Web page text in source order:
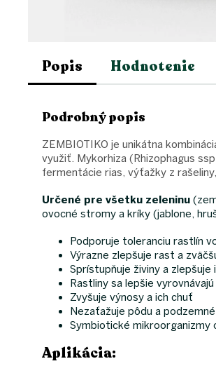
Popis Hodnotenie
Podrobný popis
ZEMBIOTIKO je unikátna
využiť. Mykorhiza (Rhizophagus
fermentácie rias, výťažky z
Určené pre všetku zeleninu
ovocné stromy a kríky (jablone,
Podporuje toleranciu rastlín
Výrazne zlepšuje rast a
Sprístupňuje živiny a zlepšuje
Rastliny sa lepšie
Zvyšuje výnosy a ich chuť
Nezaťažuje pôdu a
Symbiotické mikroorganizmy
Aplikácia: